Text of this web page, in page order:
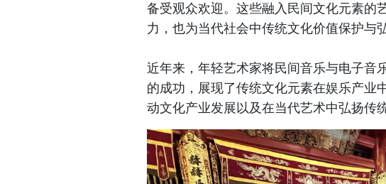
备受观众欢迎。这些融入民间文化元素的
力，也为当代社会中传统文化价值保护与
近年来，年轻艺术家将民间音乐与电子音
的成功，展现了传统文化元素在娱乐产业
动文化产业发展以及在当代艺术中弘扬传